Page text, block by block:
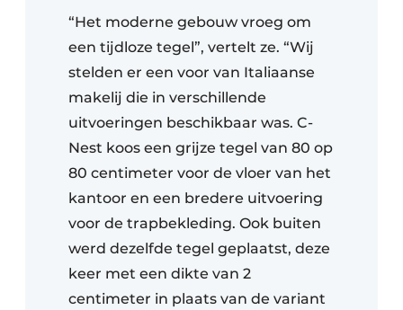
“Het moderne gebouw vroeg om
een tijdloze tegel”, vertelt ze. “Wij
stelden er een voor van Italiaanse
makelij die in verschillende
uitvoeringen beschikbaar was. C-
Nest koos een grijze tegel van 80 op
80 centimeter voor de vloer van het
kantoor en een bredere uitvoering
voor de trapbekleding. Ook buiten
werd dezelfde tegel geplaatst, deze
keer met een dikte van 2
centimeter in plaats van de variant